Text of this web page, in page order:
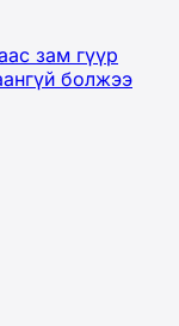
зам гүүр
болжээ